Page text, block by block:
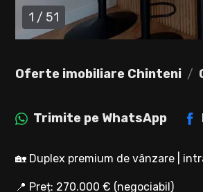
1 / 51
Oferte imobiliare Chinteni
Trimite pe WhatsApp
🏡 Duplex premium de vânzare |
📍 Preț: 270.000 € (negociabil)